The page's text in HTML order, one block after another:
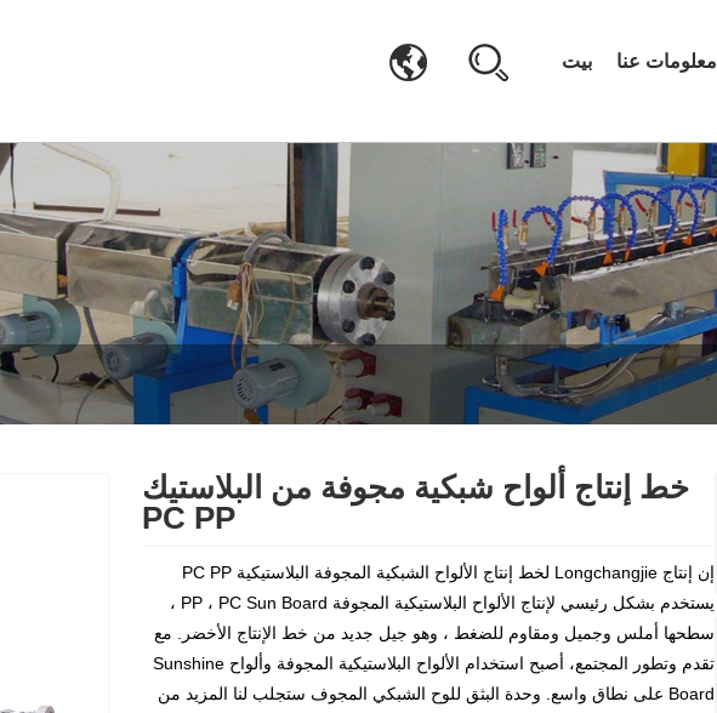
بيت معلومات عنا
خط إنتاج ألواح شبكية مجوفة من البلاستيك
PC PP
إن إنتاج Longchangjie لخط إنتاج الألواح الشبكية المجوفة البلاستيكية PC PP
يستخدم بشكل رئيسي لإنتاج الألواح البلاستيكية المجوفة PP ، PC Sun Board ،
سطحها أملس وجميل ومقاوم للضغط ، وهو جيل جديد من خط الإنتاج الأخضر. مع
تقدم وتطور المجتمع، أصبح استخدام الألواح البلاستيكية المجوفة وألواح Sunshine
Board على نطاق واسع. وحدة البثق للوح الشبكي المجوف ستجلب لنا المزيد من